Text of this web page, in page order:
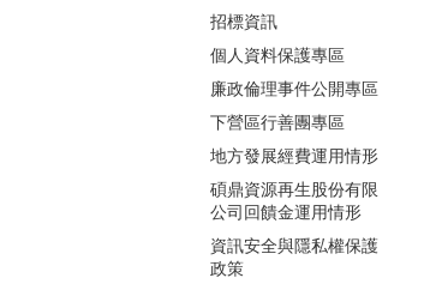
招標資訊
個人資料保護專區
廉政倫理事件公開專區
下營區行善團專區
地方發展經費運用情形
碩鼎資源再生股份有限
公司回饋金運用情形
資訊安全與隱私權保護
政策